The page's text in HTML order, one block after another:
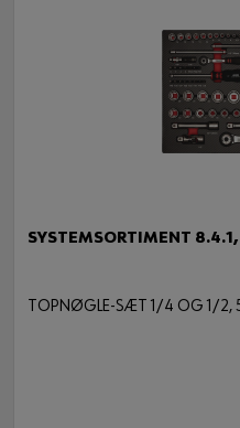
SYSTEMSORTIMENT
TOPNØGLE-SÆT 1/4 OG 1/2,